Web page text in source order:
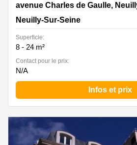
60 avenue Charles de Gaulle,
Sur-Seine
avenue Charles de Gaulle,
Neuilly-Sur-Seine
Superficie:
8 - 24 m²
Contact pour le prix:
N/A
Infos et prix